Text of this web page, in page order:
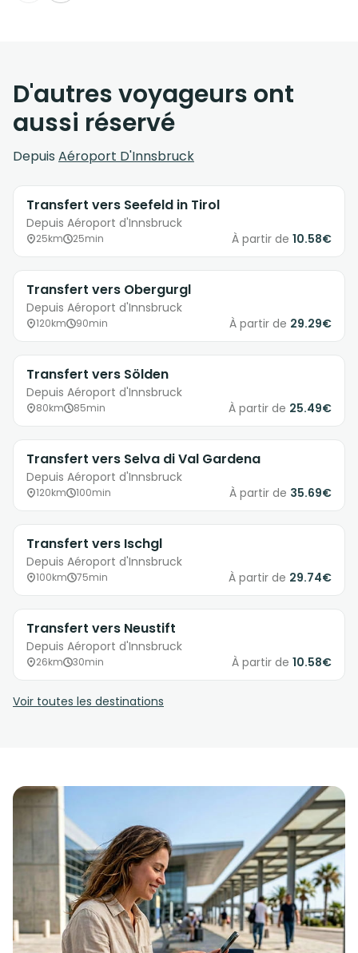
D'autres voyageurs ont
aussi réservé
Depuis Aéroport D'Innsbruck
Transfert vers Seefeld in Tirol
Depuis Aéroport d'Innsbruck
25km 25min À partir de 10.58€
Transfert vers Obergurgl
Depuis Aéroport d'Innsbruck
120km 90min À partir de 29.29€
Transfert vers Sölden
Depuis Aéroport d'Innsbruck
80km 85min À partir de 25.49€
Transfert vers Selva di Val Gardena
Depuis Aéroport d'Innsbruck
120km 100min À partir de 35.69€
Transfert vers Ischgl
Depuis Aéroport d'Innsbruck
100km 75min À partir de 29.74€
Transfert vers Neustift
Depuis Aéroport d'Innsbruck
26km 30min À partir de 10.58€
Voir toutes les destinations